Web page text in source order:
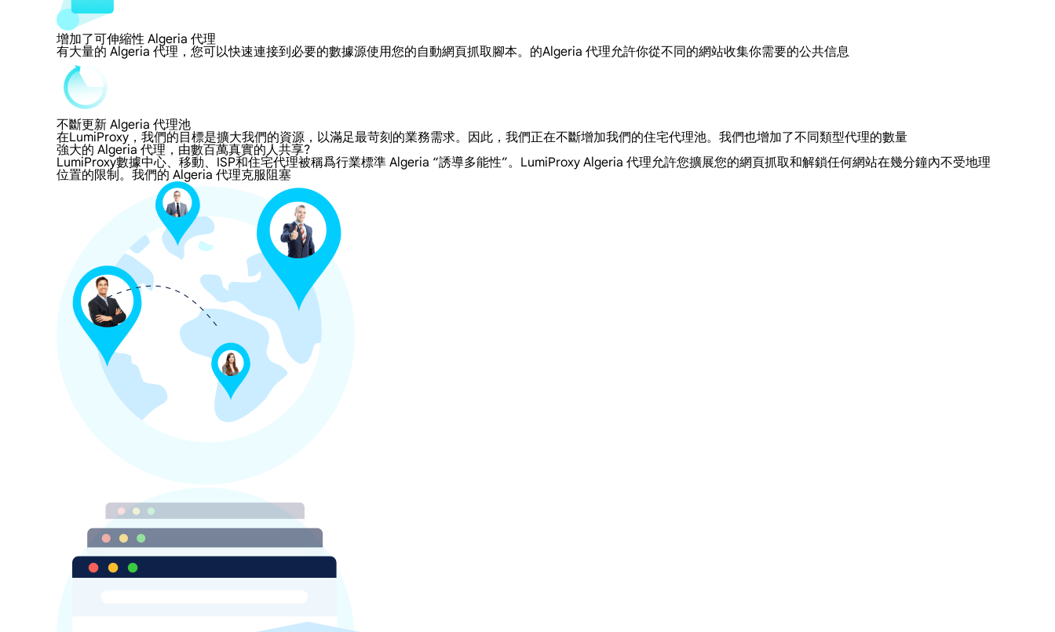
增加了可伸縮性 Algeria 代理
有大量的 Algeria 代理，您可以快速連接到必要的數據源使用您的自動網頁抓取腳本。的Algeria 代理允許你從不同的網站收集你需要的公共信息
不斷更新 Algeria 代理池
在LumiProxy，我們的目標是擴大我們的資源，以滿足最苛刻的業務需求。因此，我們正在不斷增加我們的住宅代理池。我們也增加了不同類型代理的數量
強大的 Algeria 代理，由數百萬真實的人共享?
LumiProxy數據中心、移動、ISP和住宅代理被稱爲行業標準 Algeria “誘導多能性”。LumiProxy Algeria 代理允許您擴展您的網頁抓取和解鎖任何網站在幾分鐘內不受地理
位置的限制。我們的 Algeria 代理克服阻塞